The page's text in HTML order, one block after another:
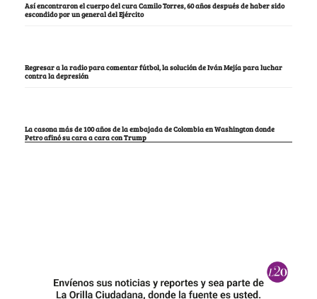
Así encontraron el cuerpo del cura Camilo Torres, 60 años después de haber sido
escondido por un general del Ejército
Regresar a la radio para comentar fútbol, la solución de Iván Mejía para luchar
contra la depresión
La casona más de 100 años de la embajada de Colombia en Washington donde
Petro afinó su cara a cara con Trump